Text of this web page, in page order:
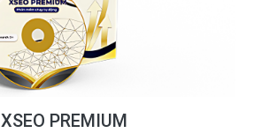
XSEO PREMIUM